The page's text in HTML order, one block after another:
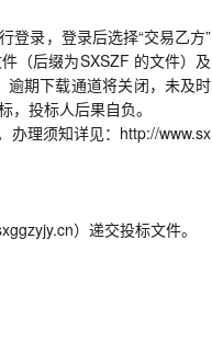
登录，登录后选择“交易乙方”
（后缀为SXSZF 的文件）及
期下载通道将关闭，未及时
投标人后果自负。
办理须知详见：http://www.sx
）递交投标文件。